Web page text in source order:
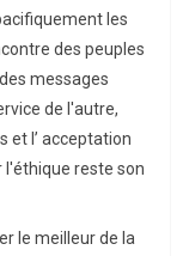
les
des peuples
messages
de l'autre,
et l’ acceptation
l'éthique reste son
le meilleur de la